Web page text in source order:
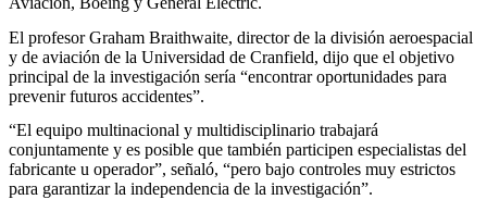
El profesor Graham Braithwaite, director de la división aeroespacial
y de aviación de la Universidad de Cranfield, dijo que el objetivo
principal de la investigación sería “encontrar oportunidades para
prevenir futuros accidentes”.
“El equipo multinacional y multidisciplinario trabajará
conjuntamente y es posible que también participen especialistas del
fabricante u operador”, señaló, “pero bajo controles muy estrictos
para garantizar la independencia de la investigación”.